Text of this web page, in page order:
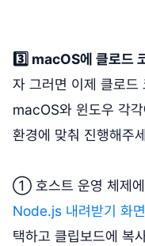
3️⃣ macOS에 클로드
자 그러면 이제 클로드
macOS와 윈도우 각
환경에 맞춰 진행해주
① 호스트 운영 체제
Node.js 내려받기 화면
택하고 클립보드에